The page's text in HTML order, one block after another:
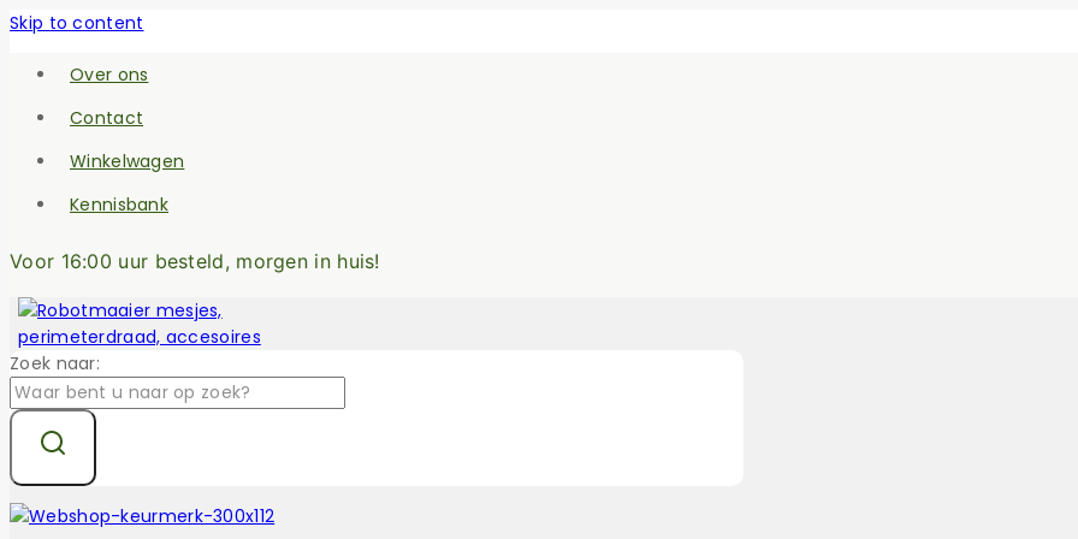
Skip to content
Over ons
Contact
Winkelwagen
Kennisbank
Voor 16:00 uur besteld, morgen in huis!
Zoek naar: